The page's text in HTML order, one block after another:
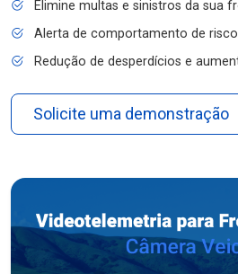
Elimine multas e sinistros da sua
Alerta de comportamento de
Redução de desperdícios e
Solicite uma demonstração